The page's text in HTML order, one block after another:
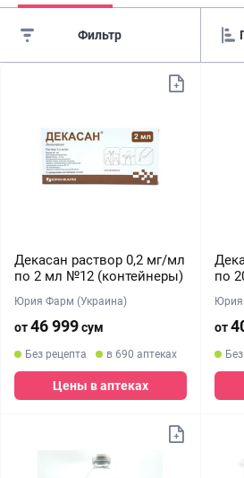
Фильтр
Декасан раствор 0,2 мг/мл
по 2 мл №12 (контейнеры)
Юрия Фарм (Украина)
от46 999сум
Без рецепта в 690 аптеках
Цены в аптеках
по
от